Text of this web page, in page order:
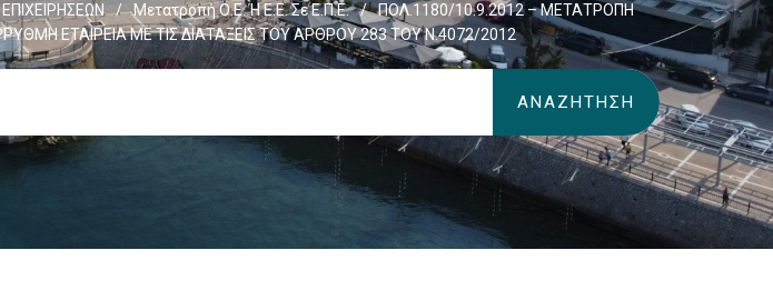
/ Μετατροπή Ο.Ε. Ή Ε.Ε. Σε Ε.Π.Ε. /
ΠΟΛ.1180/10.9.2012 – ΜΕΤΑΤΡΟΠΗ
ΕΤΑΙΡΕΙΑ ΜΕ ΤΙΣ ΔΙΑΤΑΞΕΙΣ ΤΟΥ ΑΡΘΡΟΥ 283 ΤΟΥ Ν.4072/2012